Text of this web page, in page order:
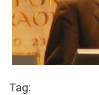
Tag: